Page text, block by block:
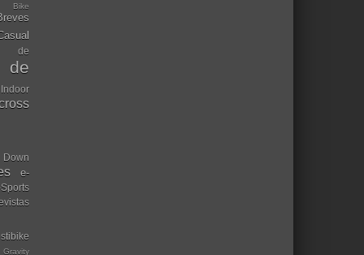
Bike
de
de
Down
e-
Gravity